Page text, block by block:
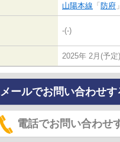
山陽本線 「 防府
-(-)
2025年 2月(予定)
メールでお問い合わせす
電話でお問い合わせ